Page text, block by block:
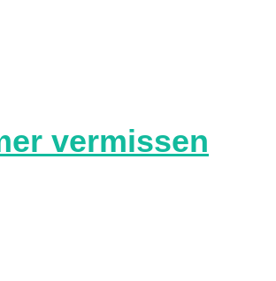
vermissen